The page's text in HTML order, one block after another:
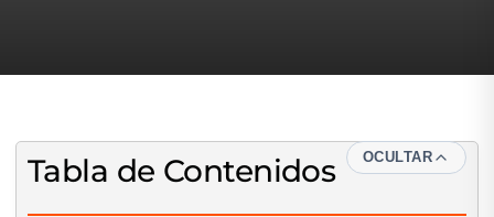
Tabla de Contenidos OCULTAR